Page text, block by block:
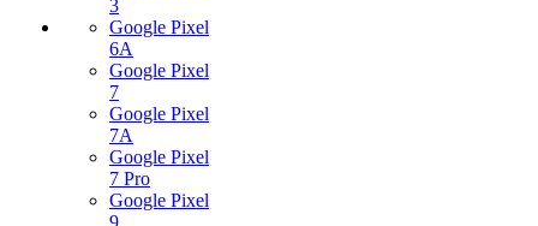
3
Google Pixel
6A
Google Pixel
7
Google Pixel
7А
Google Pixel
7 Pro
Google Pixel
9